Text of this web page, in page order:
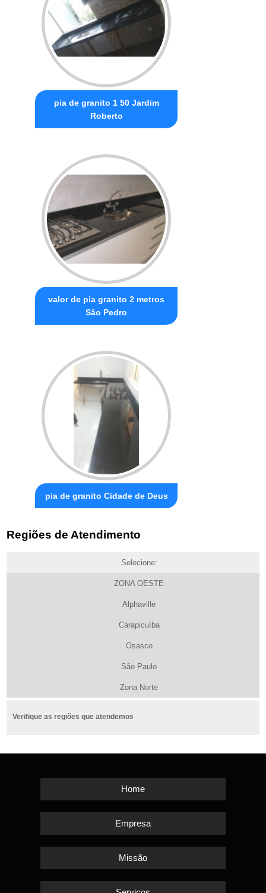
pia de granito 1 50 Jardim
Roberto
valor de pia granito 2 metros
São Pedro
pia de granito Cidade de Deus
Regiões de Atendimento
Selecione:
ZONA OESTE
Alphaville
Carapicuíba
Osasco
São Paulo
Zona Norte
Verifique as regiões que atendemos
Home
Empresa
Missão